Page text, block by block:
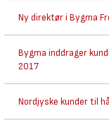
Ny direktør i Bygma
Bygma inddrager
2017
Nordjyske kunder til